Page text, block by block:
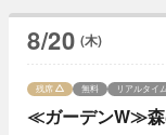
8/20 (木)
≪ガーデンW≫森
残席 無料 リアルタイ